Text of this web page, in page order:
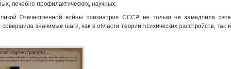
лечебно-профилактических, научных.
Отечественной войны психиатрия СССР не только не замедлила свое
значимые шаги, как в области теории психических расстройств, так и